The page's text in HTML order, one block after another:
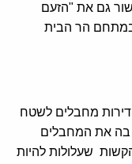
גם את "הזעם
במתחם הר הבית
מחבלים לשטח
בה את המחבלים
שעלולות להיות